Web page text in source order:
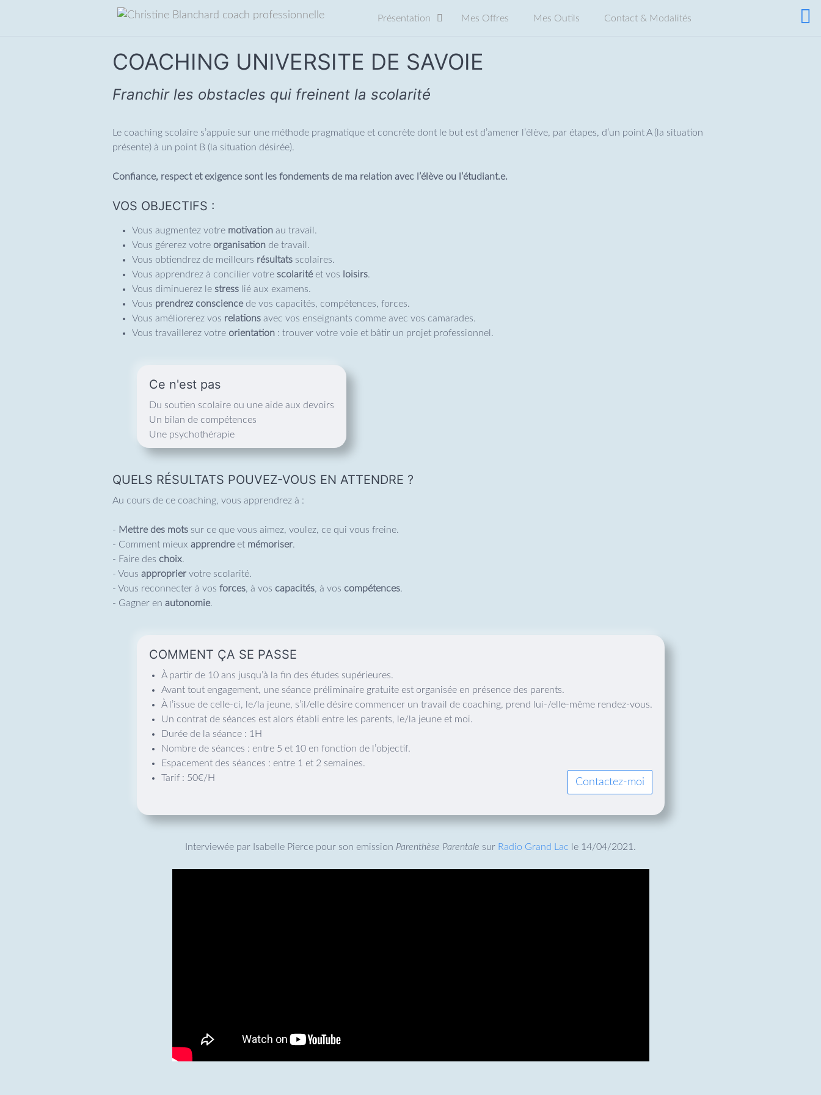
Présentation Mes Offres Mes Outils Contact & Modalités
COACHING UNIVERSITE DE SAVOIE
Franchir les obstacles qui freinent la scolarité
Le coaching scolaire s’appuie sur une méthode pragmatique et concrète dont le but est d’amener l’élève, par étapes, d’un point A (la situation
présente) à un point B (la situation désirée).
Confiance, respect et exigence sont les fondements de ma relation avec l’élève ou l’étudiant.e.
VOS OBJECTIFS :
Vous augmentez votre motivation au travail.
Vous gérerez votre organisation de travail.
Vous obtiendrez de meilleurs résultats scolaires.
Vous apprendrez à concilier votre scolaritéet vos loisirs.
Vous diminuerez le stress lié aux examens.
Vous prendrez consciencede vos capacités, compétences, forces.
Vous améliorerez vos relations avec vos enseignants comme avec vos camarades.
Vous travaillerez votre orientation : trouver votre voie et bâtir un projet professionnel.
Ce n'est pas
Du soutien scolaire ou une aide aux devoirs
Un bilan de compétences
Une psychothérapie
QUELS RÉSULTATS POUVEZ-VOUS EN ATTENDRE ?
Au cours de ce coaching, vous apprendrez à :
- Mettre des mots sur ce que vous aimez, voulez, ce qui vous freine.
- Comment mieux apprendreet mémoriser.
- Faire des choix.
- Vous approprier votre scolarité.
- Vous reconnecter à vos forces, à vos capacités, à vos compétences.
- Gagner en autonomie.
COMMENT ÇA SE PASSE
À partir de 10 ans jusqu’à la fin des études supérieures.
Avant tout engagement, une séance préliminaire gratuite est organisée en présence des parents.
À l’issue de celle-ci, le/la jeune, s’il/elle désire commencer un travail de coaching, prend lui-/elle-même rendez-vous.
Un contrat de séances est alors établi entre les parents, le/la jeune et moi.
Durée de la séance : 1H
Nombre de séances : entre 5 et 10 en fonction de l’objectif.
Espacement des séances : entre 1 et 2 semaines.
Tarif : 50€/H
Contactez-moi
Interviewée par Isabelle Pierce pour son emission Parenthèse Parentale sur Radio Grand Lac le 14/04/2021.